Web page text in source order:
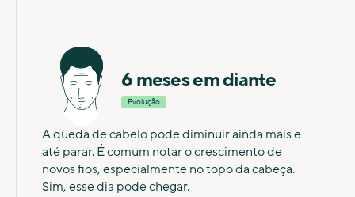
6 meses em diante
Evolução
A queda de cabelo pode diminuir ainda mais e
até parar. É comum notar o crescimento de
novos fios, especialmente no topo da cabeça.
Sim, esse dia pode chegar.